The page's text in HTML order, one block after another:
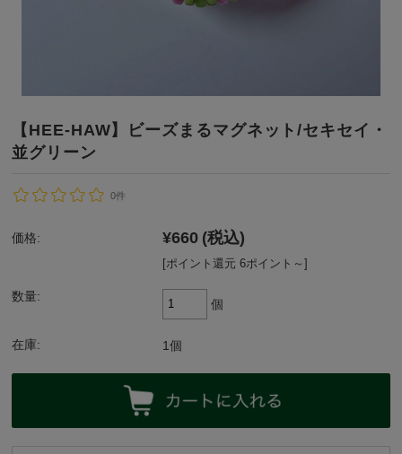
【HEE-HAW】ビーズまるマグネット/セキセイ・
並グリーン
0件
価格: ¥660 (税込)
[ポイント還元 6ポイント～]
数量:
個
在庫: 1個